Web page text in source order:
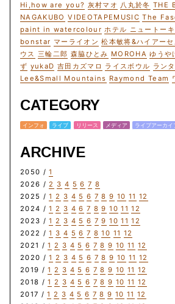
Hi,how are you? 灰村マオ 八丸於冬 THE
NAGAKUBO VIDEOTAPEMUSIC The
paint in watercolour ホテル ニュートー
bonstar マーライオン 松本敏将&ハイアーセ
ウス 三輪二郎 森脇ひとみ MOROHA ゆうや
ず yukaD 吉田カズマロ ライスボウル ラン
Lee&Small Mountains Raymond Team
CATEGORY
インフォ ライブ リリース メディア ライブアーカイ
ARCHIVE
2050 /1
2026 /2 3 4 5 6 7 8
2025 /1 2 3 4 5 6 7 8 9 10 11 12
2024 /1 2 3 4 6 7 8 9 10 11 12
2023 /1 2 3 4 5 6 7 9 10 11 12
2022 /1 3 4 5 6 7 8 10 11 12
2021 /1 2 3 4 5 6 7 8 9 10 11 12
2020 /1 2 3 4 5 6 7 8 9 10 11 12
2019 /1 2 3 4 5 6 7 8 9 10 11 12
2018 /1 2 3 4 5 6 7 8 9 10 11 12
2017 /1 2 3 4 5 6 7 8 9 10 11 12